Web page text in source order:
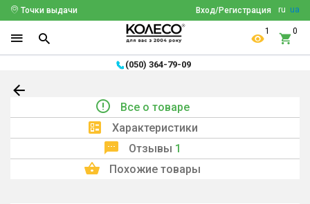
ru ua
Вход/Регистрация
Точки выдачи
1 0
(050) 364-79-09
Все о товаре
Характеристики
Отзывы 1
Похожие товары